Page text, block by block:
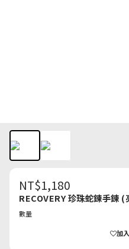
NT$1,180
RECOVERY 珍珠蛇鍊手鍊 (
數量
加